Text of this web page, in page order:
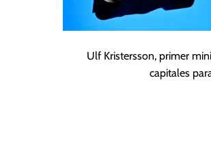
Ulf Kristersson, primer
capitales